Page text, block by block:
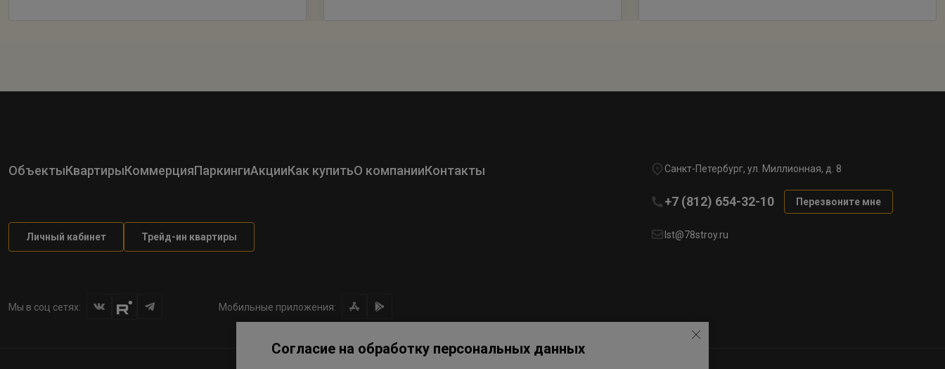
ОбъектыКвартирыКоммерцияПаркингиАкцииКак купитьО компанииКонтакты
Личный кабинет Трейд-ин квартиры
Санкт-Петербург, ул. Миллионная, д. 8
+7 (812) 654-32-10 Перезвоните мне
lst@78stroy.ru
Мы в соц сетях: Мобильные приложения:
Согласие на обработку персональных данных